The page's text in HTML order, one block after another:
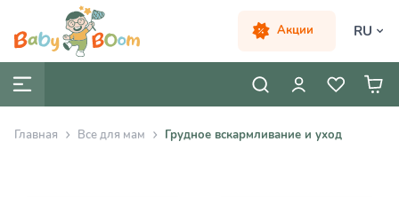
Акции RU
Главная Все для мам Грудное вскармливание и уход